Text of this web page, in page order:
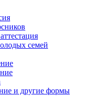
семей
и другие формы